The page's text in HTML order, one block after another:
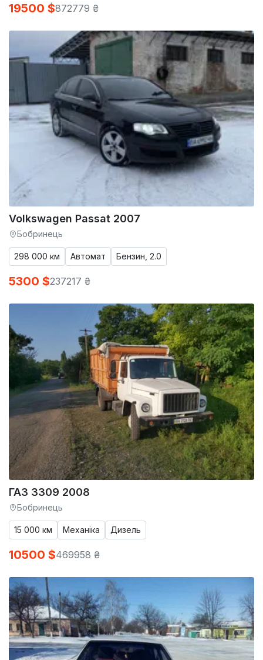
19500 $872779 ₴
Volkswagen Passat 2007
Бобринець
298 000 км Автомат Бензин, 2.0
5300 $237217 ₴
ГАЗ 3309 2008
Бобринець
15 000 км Механіка Дизель
10500 $469958 ₴